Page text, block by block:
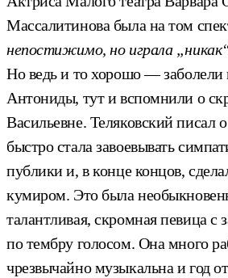
Массалитинова была на том
непостижимо, но играла
Но ведь и то хорошо — заболели
Антониды, тут и вспомнили о
Васильевне. Теляковский писал
быстро стала завоевывать
публики и, в конце концов,
кумиром. Это была
талантливая, скромная певица с
по тембру голосом. Она много
чрезвычайно музыкальна и год